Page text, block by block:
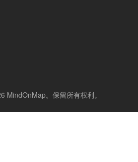
MindOnMap。保留所有权利。